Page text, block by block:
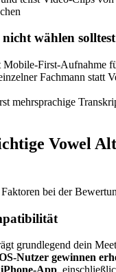
wählen solltest
Mobile-First-Aufnahme
Fachmann statt
mehrsprachige
Vowel
bei der
grundlegend dein
Nutzer gewinnen